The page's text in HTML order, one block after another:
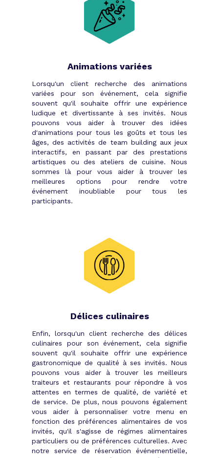
En décrivant rapidement vos besoins,
Tibby se charge ensuite de vous mettre
en relation avec les experts qualifiés
dans chaque domaine cité, en passant
par les agences événementielles
éléments encore plus alternatifs, faites
déjà surpris des centaines de clients.
De la planification aux premières heures
de la soirée d’entreprise, Tibby vous
accompagne dans toutes les étapes de la
préparation de l’event.
Animations variées
Lorsqu'un client recherche des animations
variées pour son événement, cela signifie
souvent qu'il souhaite offrir une expérience
ludique et divertissante à ses invités. Nous
pouvons vous aider à trouver des idées
d'animations pour tous les goûts et tous les
âges, des activités de team building aux jeux
interactifs, en passant par des prestations
artistiques ou des ateliers de cuisine. Nous
sommes là pour vous aider à trouver les
meilleures options pour rendre votre
événement inoubliable pour tous les
participants.
Délices culinaires
Enfin, lorsqu'un client recherche des délices
culinaires pour son événement, cela signifie
souvent qu'il souhaite offrir une expérience
gastronomique de qualité à ses invités. Nous
pouvons vous aider à trouver les meilleurs
traiteurs et restaurants pour répondre à vos
attentes en termes de qualité, de variété et
de service. De plus, nous pouvons également
vous aider à personnaliser votre menu en
fonction des préférences alimentaires de vos
invités, qu'il s'agisse de régimes alimentaires
particuliers ou de préférences culturelles. Avec
notre service de réservation événementielle,